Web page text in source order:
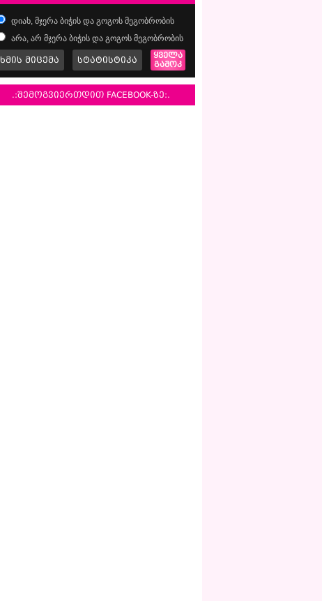
დიახ, მჯერა ბიჭის და გოგოს მეგობრობის
არა, არ მჯერა ბიჭის და გოგოს მეგობრობის
ხმის მიცემა სტატისტიკა
ყველა
გამოკ
.:შემოგვიერთდით FACEBOOK-ზე:.